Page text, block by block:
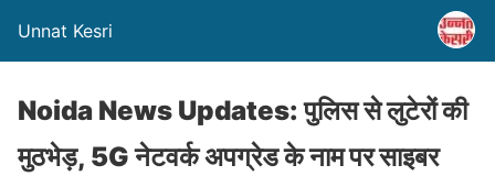
Unnat Kesri
Noida News Updates: पुलिस से लुटेरों की
मुठभेड़, 5G नेटवर्क अपग्रेड के नाम पर साइबर